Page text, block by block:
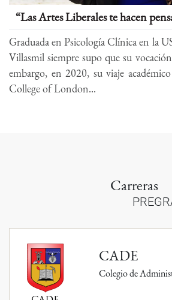
“Las Artes Liberales te hacen
Graduada en Psicología Clínica en la
Villasmil siempre supo que su
embargo, en 2020, su viaje
College of London...
Carreras
CADE
Colegio de